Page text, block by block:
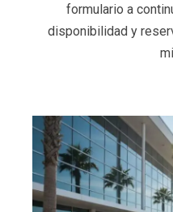
formulario a
disponibilidad y